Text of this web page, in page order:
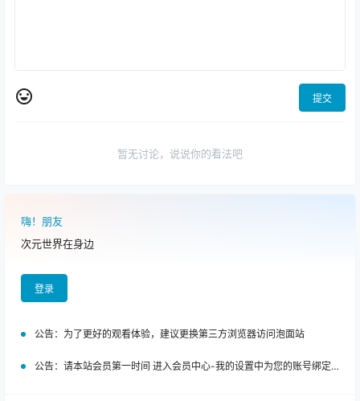
提交
暂无讨论，说说你的看法吧
嗨！朋友
次元世界在身边
登录
公告： 为了更好的观看体验，建议更换第三方浏览器访问泡面站
公告： 请本站会员第一时间 进入会员中心-我的设置中为您的账号绑定邮箱!